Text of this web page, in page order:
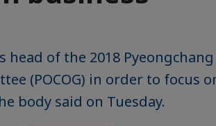
head of the 2018
(POCOG) in order to focus
body said on Tuesday.